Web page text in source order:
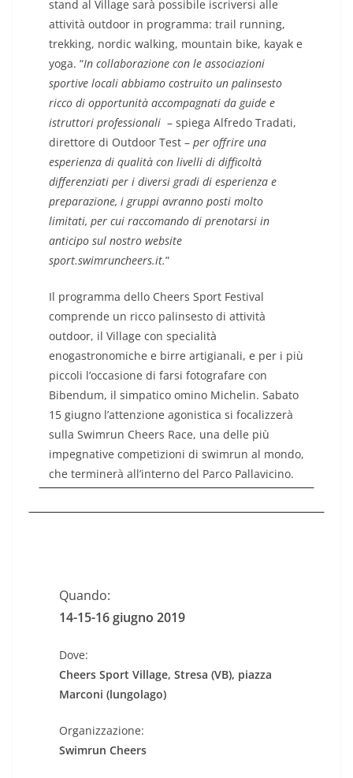
stand al Village sarà possibile iscriversi alle
attività outdoor in programma: trail running,
trekking, nordic walking, mountain bike, kayak e
yoga. “In collaborazione con le associazioni
sportive locali abbiamo costruito un palinsesto
ricco di opportunità accompagnati da guide e
istruttori professionali – spiega Alfredo Tradati,
direttore di Outdoor Test – per offrire una
esperienza di qualità con livelli di difficoltà
differenziati per i diversi gradi di esperienza e
preparazione, i gruppi avranno posti molto
limitati, per cui raccomando di prenotarsi in
anticipo sul nostro website
sport.swimruncheers.it.”
Il programma dello Cheers Sport Festival
comprende un ricco palinsesto di attività
outdoor, il Village con specialità
enogastronomiche e birre artigianali, e per i più
piccoli l’occasione di farsi fotografare con
Bibendum, il simpatico omino Michelin. Sabato
15 giugno l’attenzione agonistica si focalizzerà
sulla Swimrun Cheers Race, una delle più
impegnative competizioni di swimrun al mondo,
che terminerà all’interno del Parco Pallavicino.
Quando:
14-15-16 giugno 2019
Dove:
Cheers Sport Village, Stresa (VB), piazza
Marconi (lungolago)
Organizzazione:
Swimrun Cheers